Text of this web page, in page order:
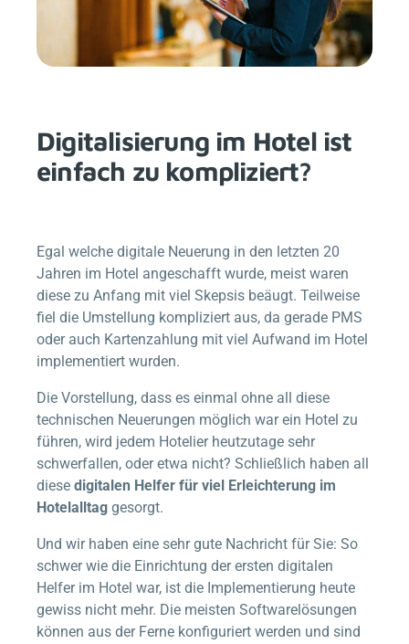
Digitalisierung im Hotel ist
einfach zu kompliziert?
Egal welche digitale Neuerung in den letzten 20
Jahren im Hotel angeschafft wurde, meist waren
diese zu Anfang mit viel Skepsis beäugt. Teilweise
fiel die Umstellung kompliziert aus, da gerade PMS
oder auch Kartenzahlung mit viel Aufwand im Hotel
implementiert wurden.
Die Vorstellung, dass es einmal ohne all diese
technischen Neuerungen möglich war ein Hotel zu
führen, wird jedem Hotelier heutzutage sehr
schwerfallen, oder etwa nicht? Schließlich haben all
diese digitalen Helfer für viel Erleichterung im
Hotelalltag gesorgt.
Und wir haben eine sehr gute Nachricht für Sie: So
schwer wie die Einrichtung der ersten digitalen
Helfer im Hotel war, ist die Implementierung heute
gewiss nicht mehr. Die meisten Softwarelösungen
können aus der Ferne konfiguriert werden und sind